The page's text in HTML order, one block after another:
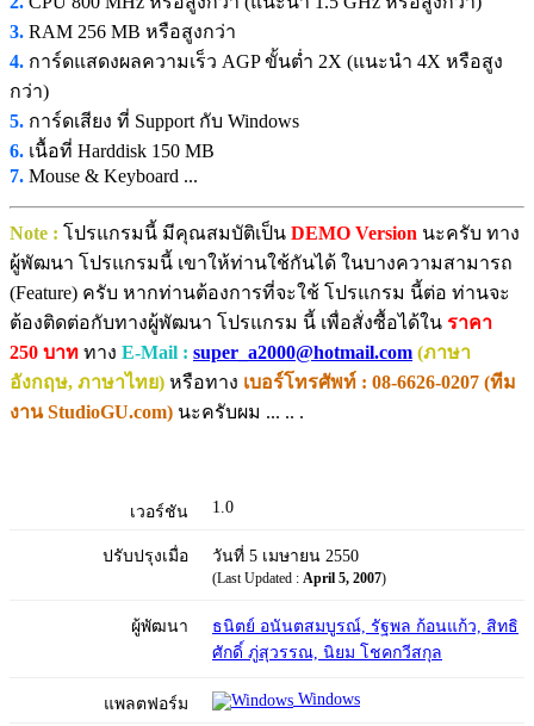
3. RAM 256 MB หรือสูงกว่า
4. การ์ดแสดงผลความเร็ว AGP ขั้นต่ำ 2X (แนะนำ 4X หรือสูง
กว่า)
5. การ์ดเสียง ที่ Support กับ Windows
6. เนื้อที่ Harddisk 150 MB
7. Mouse & Keyboard ...
Note : โปรแกรมนี้ มีคุณสมบัติเป็น DEMO Version นะครับ ทาง
ผู้พัฒนา โปรแกรมนี้ เขาให้ท่านใช้กันได้ ในบางความสามารถ
(Feature) ครับ หากท่านต้องการที่จะใช้ โปรแกรม นี้ต่อ ท่านจะ
ต้องติดต่อกับทางผู้พัฒนา โปรแกรม นี้ เพื่อสั่งซื้อได้ใน ราคา
250 บาท ทาง E-Mail : super_a2000@hotmail.com (ภาษา
อังกฤษ, ภาษาไทย) หรือทาง เบอร์โทรศัพท์ : 08-6626-0207 (ทีม
งาน StudioGU.com) นะครับผม ... .. .
เวอร์ชัน 1.0
ปรับปรุงเมื่อ วันที่ 5 เมษายน 2550
(Last Updated : April 5, 2007)
ผู้พัฒนา
ธนิตย์ อนันตสมบูรณ์, รัฐพล ก้อนแก้ว, สิทธิ
ศักดิ์ ภู่สุวรรณ, นิยม โชคกวีสกุล
แพลตฟอร์ม Windows